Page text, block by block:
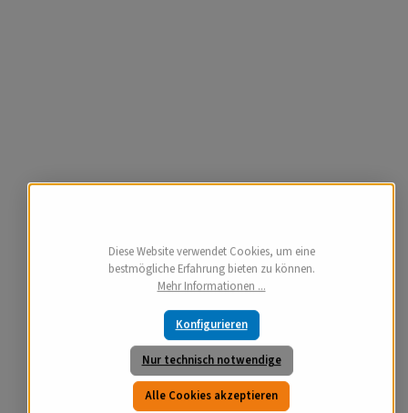
Diese Website verwendet Cookies, um eine
bestmögliche Erfahrung bieten zu können.
Mehr Informationen ...
Nur technisch notwendige
Konfigurieren
Alle Cookies akzeptieren